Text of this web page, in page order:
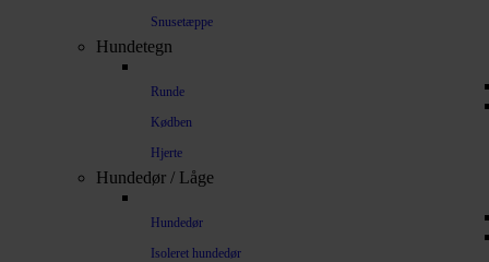
Snusetæppe
Hundetegn
Runde
Kødben
Hjerte
Hundedør / Låge
Hundedør
Isoleret hundedør